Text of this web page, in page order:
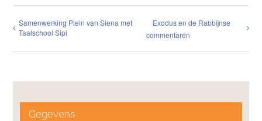
Samenwerking Plein van Siena met
Taalschool Sipi
Exodus en de Rabbijnse
commentaren
Gegevens